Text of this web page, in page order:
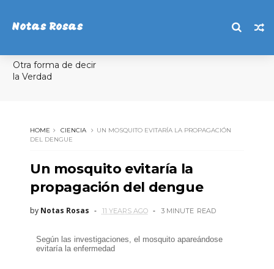
Notas Rosas
Otra forma de decir
la Verdad
HOME CIENCIA
UN MOSQUITO EVITARÍA LA PROPAGACIÓN
DEL DENGUE
Un mosquito evitaría la
propagación del dengue
by Notas Rosas 11 YEARS AGO 3 MINUTE READ
Según las investigaciones, el mosquito apareándose
evitaría la enfermedad